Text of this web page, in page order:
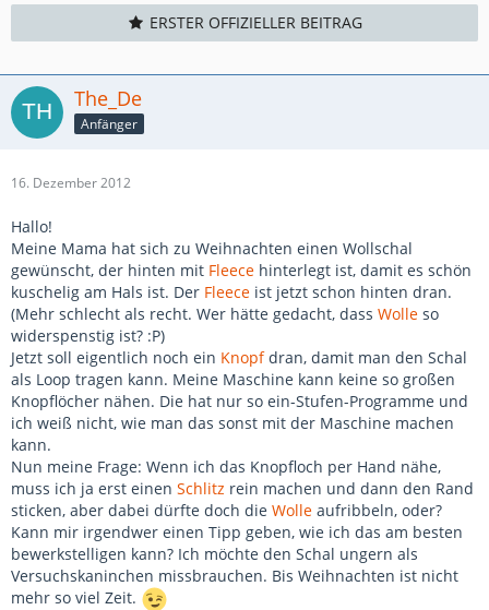
ERSTER OFFIZIELLER BEITRAG
The_De
Anfänger
16. Dezember 2012
Hallo!
Meine Mama hat sich zu Weihnachten einen Wollschal
gewünscht, der hinten mit Fleece hinterlegt ist, damit es schön
kuschelig am Hals ist. Der Fleece ist jetzt schon hinten dran.
(Mehr schlecht als recht. Wer hätte gedacht, dass Wolle so
widerspenstig ist? :P)
Jetzt soll eigentlich noch ein Knopfdran, damit man den Schal
als Loop tragen kann. Meine Maschine kann keine so großen
Knopflöcher nähen. Die hat nur so ein-Stufen-Programme und
ich weiß nicht, wie man das sonst mit der Maschine machen
kann.
Nun meine Frage: Wenn ich das Knopfloch per Hand nähe,
muss ich ja erst einen Schlitz rein machen und dann den Rand
sticken, aber dabei dürfte doch die Wolle aufribbeln, oder?
Kann mir irgendwer einen Tipp geben, wie ich das am besten
bewerkstelligen kann? Ich möchte den Schal ungern als
Versuchskaninchen missbrauchen. Bis Weihnachten ist nicht
mehr so viel Zeit.